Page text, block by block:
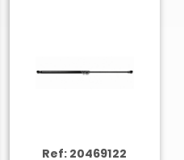
Ref: 20469122